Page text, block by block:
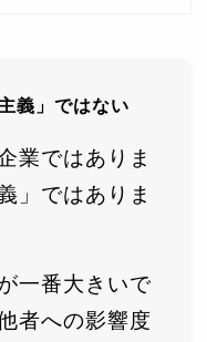
義」ではない
業ではありま
」ではありま
一番大きいで
者への影響度